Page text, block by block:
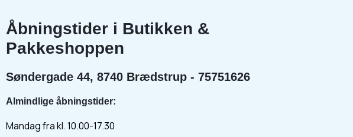
Åbningstider i Butikken &
Pakkeshoppen
Søndergade 44, 8740 Brædstrup - 75751626
Almindlige åbningstider:
Mandag fra kl. 10.00-17.30